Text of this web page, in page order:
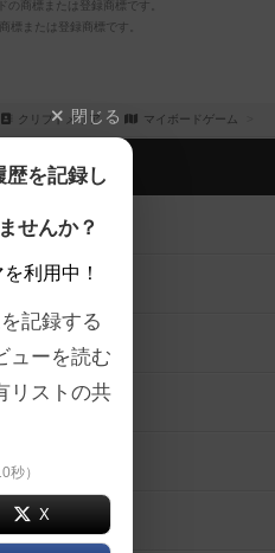
商標または登録商標です。
または登録商標です。
クリプトメリア マイボードゲーム
閉じる
を記録し
せんか？
利用中！
記録する
ューを読む
リストの共
秒）
X
ー